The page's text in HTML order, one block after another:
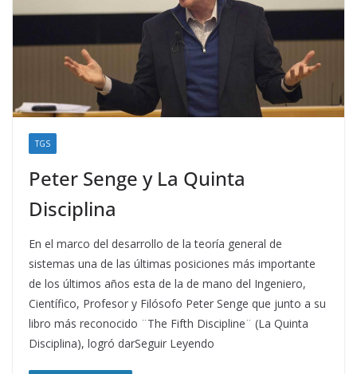
TGS
Peter Senge y La Quinta
Disciplina
En el marco del desarrollo de la teoría general de
sistemas una de las últimas posiciones más importante
de los últimos años esta de la de mano del Ingeniero,
Científico, Profesor y Filósofo Peter Senge que junto a su
libro más reconocido ¨The Fifth Discipline¨ (La Quinta
Disciplina), logró darSeguir Leyendo